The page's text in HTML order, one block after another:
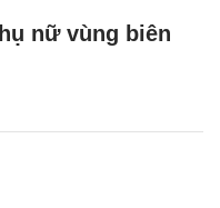
nữ vùng biên